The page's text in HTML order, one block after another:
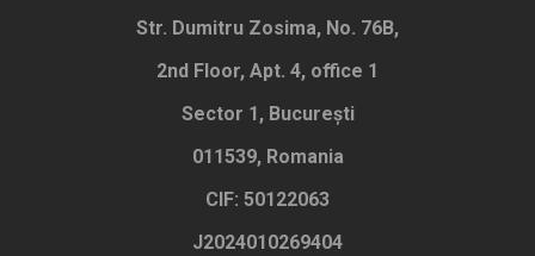
Str. Dumitru Zosima, No. 76B,
2nd Floor, Apt. 4, office 1
Sector 1, București
011539, Romania
CIF: 50122063
J2024010269404